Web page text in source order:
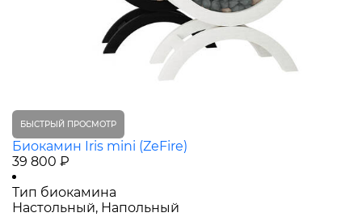
БЫСТРЫЙ ПРОСМОТР
Биокамин Iris mini (ZeFire)
39 800 ₽
Тип биокамина
Настольный, Напольный